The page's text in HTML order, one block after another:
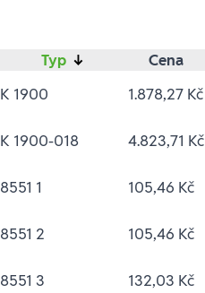
Typ ↓ Cena
K 1900 1.878,27 Kč
K 1900-018 4.823,71 Kč
8551 1 105,46 Kč
8551 2 105,46 Kč
8551 3 132,03 Kč